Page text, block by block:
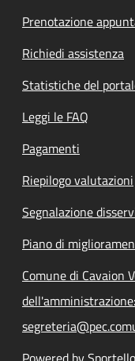
Prenotazione
Richiedi assistenza
Statistiche del
Leggi le FAQ
Pagamenti
Riepilogo valutazioni
Segnalazione
Piano di
Comune di Cavaion